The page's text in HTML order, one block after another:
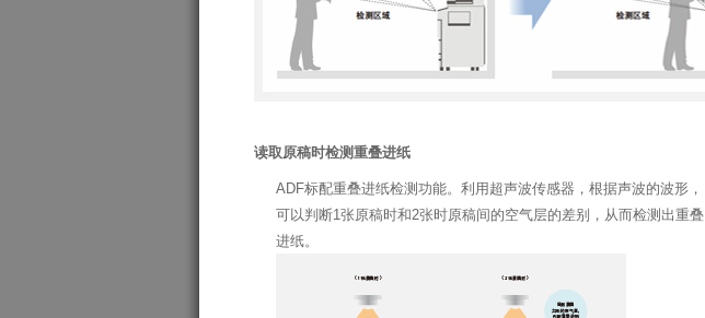
读取原稿时检测重叠进纸
ADF标配重叠进纸检测功能。利用超声波传感器，根据声波的波形，
可以判断1张原稿时和2张时原稿间的空气层的差别，从而检测出重叠
进纸。